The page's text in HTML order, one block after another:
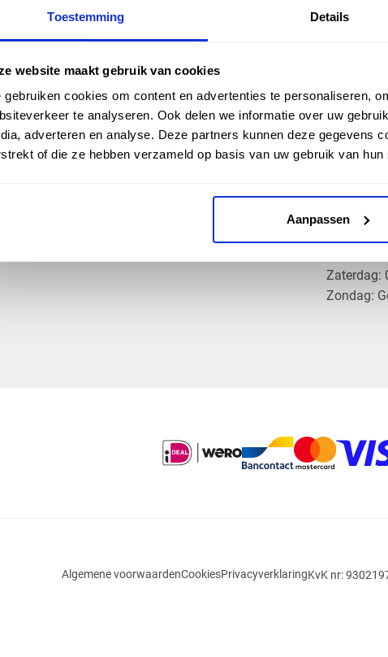
Toestemming Details
website maakt gebruik van cookies
gebruiken cookies om content en advertenties te personaliseren,
te analyseren. Ook delen we informatie over uw
adverteren en analyse. Deze partners kunnen deze gegevens
of die ze hebben verzameld op basis van uw gebruik van hun
Aanpassen
KENNIS EN HULP
Klantenservice
Veelgestelde vragen
2026
​Zaterdag:
​Zondag:
Algemene voorwaardenCookiesPrivacyverklaringKvK nr: